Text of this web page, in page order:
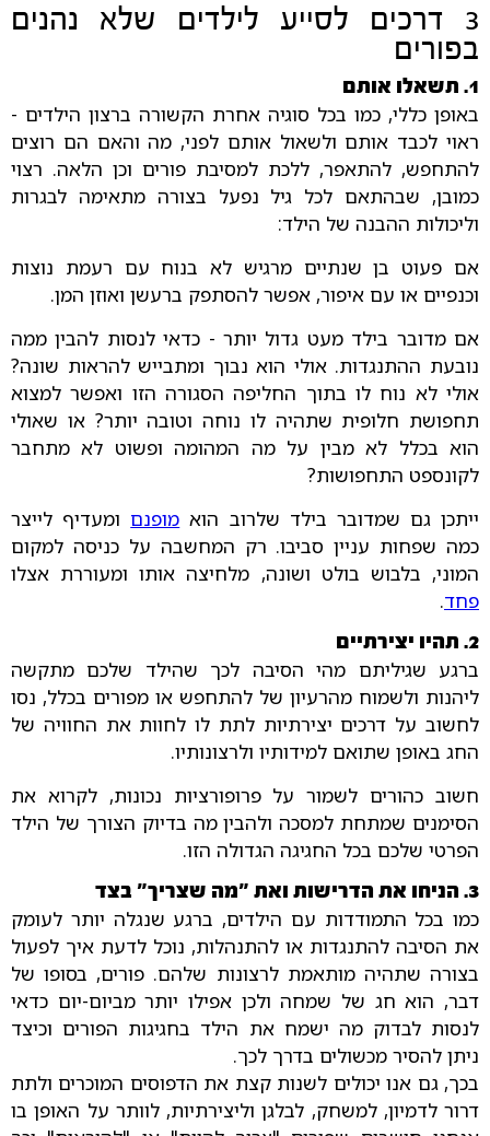
3 דרכים לסייע לילדים שלא נהנים
בפורים
1. תשאלו אותם
באופן כללי, כמו בכל סוגיה אחרת הקשורה ברצון הילדים -
ראוי לכבד אותם ולשאול אותם לפני, מה והאם הם רוצים
להתחפש, להתאפר, ללכת למסיבת פורים וכן הלאה. רצוי
כמובן, שבהתאם לכל גיל נפעל בצורה מתאימה לבגרות
וליכולות ההבנה של הילד:
אם פעוט בן שנתיים מרגיש לא בנוח עם רעמת נוצות
וכנפיים או עם איפור, אפשר להסתפק ברעשן ואוזן המן.
אם מדובר בילד מעט גדול יותר - כדאי לנסות להבין ממה
נובעת ההתנגדות. אולי הוא נבוך ומתבייש להראות שונה?
אולי לא נוח לו בתוך החליפה הסגורה הזו ואפשר למצוא
תחפושת חלופית שתהיה לו נוחה וטובה יותר? או שאולי
הוא בכלל לא מבין על מה המהומה ופשוט לא מתחבר
לקונספט התחפושות?
ייתכן גם שמדובר בילד שלרוב הוא מופנם ומעדיף לייצר
כמה שפחות עניין סביבו. רק המחשבה על כניסה למקום
המוני, בלבוש בולט ושונה, מלחיצה אותו ומעוררת אצלו
פחד.
2. תהיו יצירתיים
ברגע שגיליתם מהי הסיבה לכך שהילד שלכם מתקשה
ליהנות ולשמוח מהרעיון של להתחפש או מפורים בכלל, נסו
לחשוב על דרכים יצירתיות לתת לו לחוות את החוויה של
החג באופן שתואם למידותיו ולרצונותיו.
חשוב כהורים לשמור על פרופורציות נכונות, לקרוא את
הסימנים שמתחת למסכה ולהבין מה בדיוק הצורך של הילד
הפרטי שלכם בכל החגיגה הגדולה הזו.
3. הניחו את הדרישות ואת "מה שצריך" בצד
כמו בכל התמודדות עם הילדים, ברגע שנגלה יותר לעומק
את הסיבה להתנגדות או להתנהלות, נוכל לדעת איך לפעול
בצורה שתהיה מותאמת לרצונות שלהם. פורים, בסופו של
דבר, הוא חג של שמחה ולכן אפילו יותר מביום-יום כדאי
לנסות לבדוק מה ישמח את הילד בחגיגות הפורים וכיצד
ניתן להסיר מכשולים בדרך לכך.
בכך, גם אנו יכולים לשנות קצת את הדפוסים המוכרים ולתת
דרור לדמיון, למשחק, לבלגן וליצירתיות, לוותר על האופן בו